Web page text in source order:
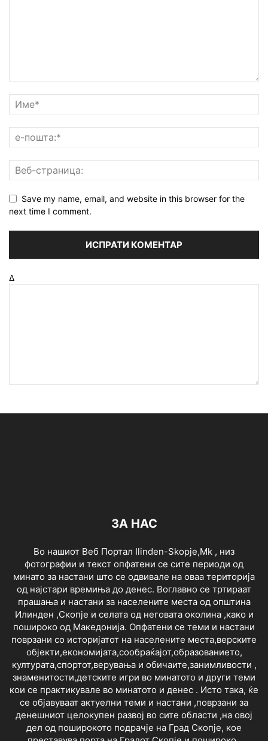
Save my name, email, and website in this browser for the
next time I comment.
Δ
ЗА НАС
Во нашиот Веб Портал Ilinden-Skopje,Mk , низ
фотографии и текст опфатени се сите периоди од
минато за настани што се одвивале на оваа територија
од најстари времиња до денес. Воглавно се тртираат
прашања и настани за населените места од општина
Илинден ,Скопје и селата од неговата околина ,како и
пошироко од Македонија. Опфатени се теми и настани
поврзани со историјатот на населените места,верските
објекти,економијата,сообраќајот,образованието,
културата,спортот,верувања и обичаите,занимливости ,
знаменитости,детските игри во минатото и други теми
кои се практикувале во минатото и денес . Исто така, ќе
се објавуваат актуелни теми и настани ,поврзани за
денешниот целокупен развој во сите области ,на овој
дел од поширокото подрачје на Град Скопје, кое